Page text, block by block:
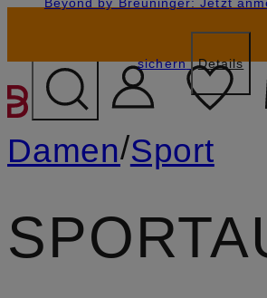
ZUM
sichern Details
Damen/Sport